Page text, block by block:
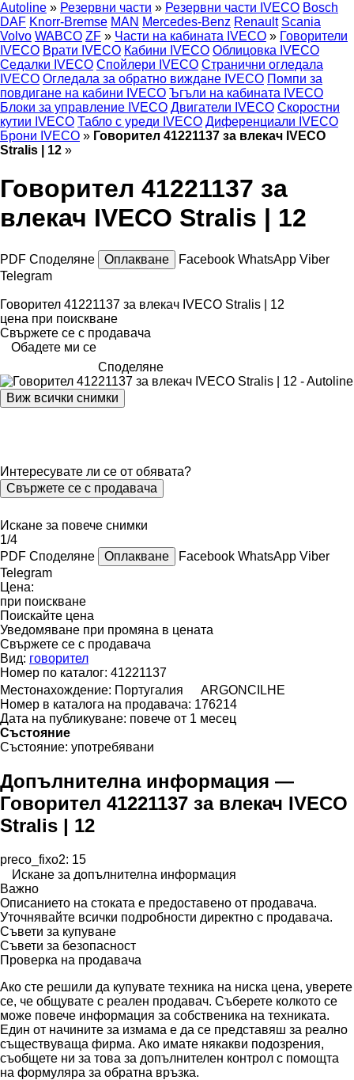
Autoline » Резервни части » Резервни части IVECO Bosch
DAF Knorr-Bremse MAN Mercedes-Benz Renault Scania
Volvo WABCO ZF » Части на кабината IVECO » Говорители
IVECO Врати IVECO Кабини IVECO Облицовка IVECO
Седалки IVECO Спойлери IVECO Странични огледала
IVECO Огледала за обратно виждане IVECO Помпи за
повдигане на кабини IVECO Ъгъли на кабината IVECO
Блоки за управление IVECO Двигатели IVECO Скоростни
кутии IVECO Табло с уреди IVECO Диференциали IVECO
Брони IVECO » Говорител 41221137 за влекач IVECO
Stralis | 12 »
Говорител 41221137 за
влекач IVECO Stralis | 12
PDF Споделяне Оплакване Facebook WhatsApp Viber
Telegram
Говорител 41221137 за влекач IVECO Stralis | 12
цена при поискване
Свържете се с продавача
Обадете ми се
Споделяне
Виж всички снимки
Интересувате ли се от обявата?
Свържете се с продавача
Искане за повече снимки
1/4
PDF Споделяне Оплакване Facebook WhatsApp Viber
Telegram
Цена:
при поискване
Поискайте цена
Уведомяване при промяна в цената
Свържете се с продавача
Вид: говорител
Номер по каталог: 41221137
Местонахождение: Португалия
ARGONCILHE
Номер в каталога на продавача: 176214
Дата на публикуване: повече от 1 месец
Състояние
Състояние: употребявани
Допълнителна информация —
Говорител 41221137 за влекач IVECO
Stralis | 12
preco_fixo2: 15
Искане за допълнителна информация
Важно
Описанието на стоката е предоставено от продавача.
Уточнявайте всички подробности директно с продавача.
Съвети за купуване
Съвети за безопасност
Проверка на продавача
Ако сте решили да купувате техника на ниска цена, уверете
се, че общувате с реален продавач. Съберете колкото се
може повече информация за собственика на техниката.
Един от начините за измама е да се представяш за реално
съществуваща фирма. Ако имате някакви подозрения,
съобщете ни за това за допълнителен контрол с помощта
на формуляра за обратна връзка.